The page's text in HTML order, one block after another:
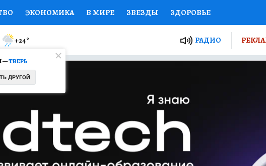
ЭКОНОМИКА В МИРЕ ЗВЕЗДЫ ЗДОРОВЬЕ
НАЦИОНАЛЬНЫЕ ПРОЕКТЫ РОССИИ
Я ЗНАЮ СЕМЬЯ ЖЕНСКИЕ СЕКРЕТЫ ПУТЕВОДИТЕЛЬ
СЕРИАЛЫ
КОНКУРСЫ ГИД ПОТРЕБИТЕЛЯ
—ТВЕРЬ
ДРУГОЙ
+24° РАДИО